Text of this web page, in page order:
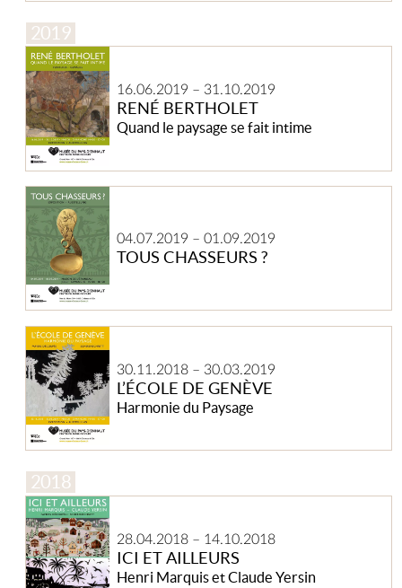
RENÉ BERTHOLET
Quand le paysage se fait intime
16.06.2019 – 31.10.2019
René
Bertholet
TOUS CHASSEURS ?
04.07.2019 –01.09.2019
Tous
chasseurs
L’ÉCOLE DE GENÈVE
Harmonie du Paysage
30.11.2018 – 30.03.2019
L’École
de
Genève
ICI ET AILLEURS
Henri Marquis et Claude Yersin
28.04.2018 – 14.10.2018
Ici
et
ailleurs